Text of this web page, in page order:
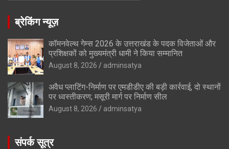
ब्रेकिंग न्यूज़
कॉमनवेल्थ गेम्स 2026 के उत्तराखंड के पदक विजेताओं और
प्रशिक्षकों को मुख्यमंत्री धामी ने किया सम्मानित
August 8, 2026 adminsatya
अवैध प्लाटिंग-निर्माण पर एमडीडीए की बड़ी कार्रवाई, दो स्थानों
पर ध्वस्तीकरण; मसूरी मार्ग पर निर्माण सील
August 8, 2026 adminsatya
संपर्क सूत्र